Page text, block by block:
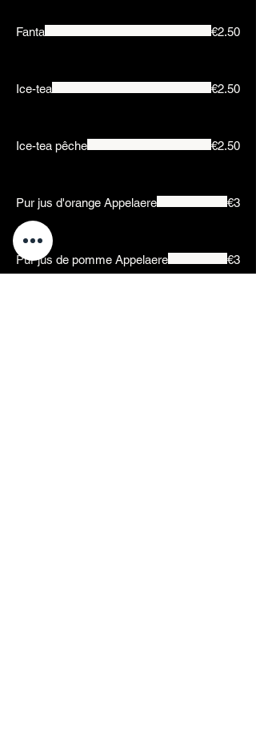
Fanta €2.50
Ice-tea €2.50
Ice-tea pêche €2.50
Pur jus d'orange Appelaere €3
Pur jus de pomme Appelaere €3